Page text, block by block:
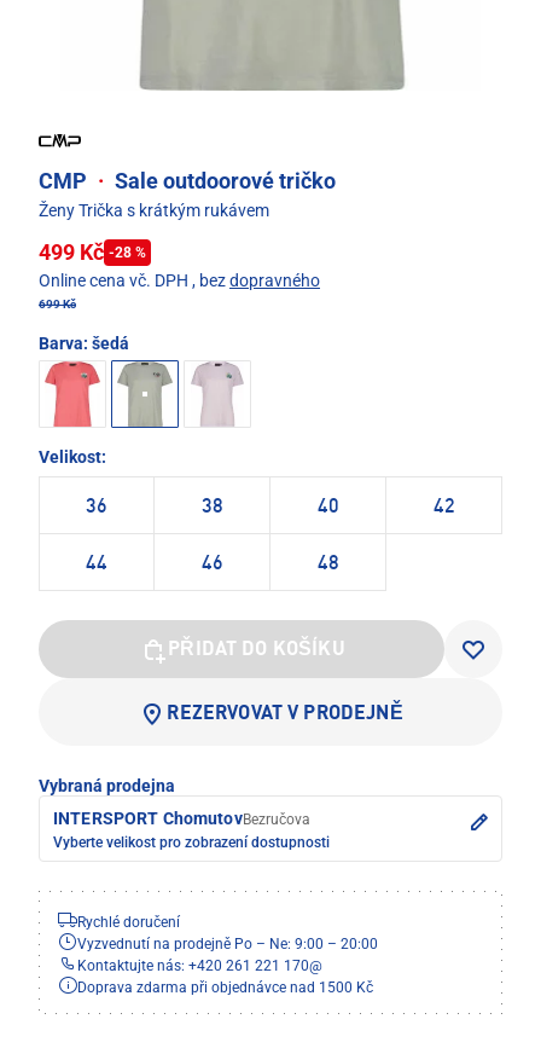
CMP · Sale outdoorové tričko
Ženy Trička s krátkým rukávem
499 Kč -28 %
Online cena vč. DPH , bezdopravného
699 Kč
Barva: šedá
Velikost:
36 38 40 42
44 46 48
PŘIDAT DO KOŠÍKU
REZERVOVAT V PRODEJNĚ
Vybraná prodejna
INTERSPORT ChomutovBezručova
Vyberte velikost pro zobrazení dostupnosti
Rychlé doručení
Vyzvednutí na prodejně Po – Ne: 9:00 – 20:00
Kontaktujte nás: +420 261 221 170@
Doprava zdarma při objednávce nad 1500 Kč